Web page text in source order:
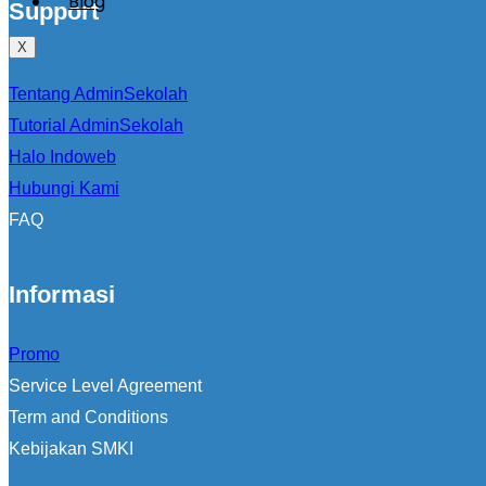
X
Support
Tentang AdminSekolah
Tutorial AdminSekolah
Halo Indoweb
Hubungi Kami
FAQ
Informasi
Promo
Service Level Agreement
Term and Conditions
Kebijakan SMKI